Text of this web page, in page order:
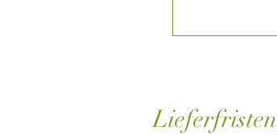
Lieferfristen